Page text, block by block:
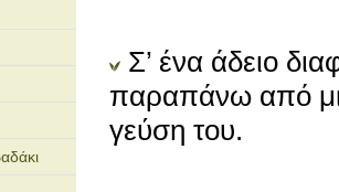
Σ’ ένα άδειο
παραπάνω από
γεύση του.